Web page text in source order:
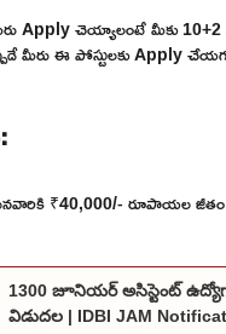
Apply చెయ్యాలంటే మీకు
మీరు ఈ పోస్టులకు Apply
₹40,000/- రూపాయల జీతం
1300 జూనియర్ అసిస్టెంట్
విడుదల | IDBI JAM